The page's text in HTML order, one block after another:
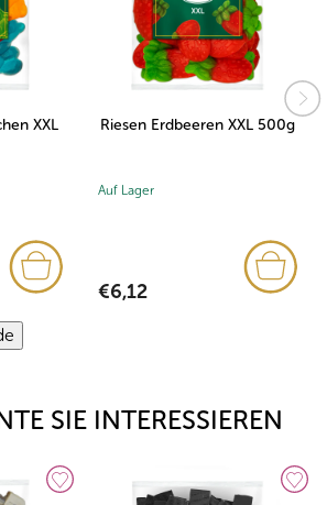
XXL
Riesen Erdbeeren XXL 500g
Auf Lager
€6,12
SIE INTERESSIEREN